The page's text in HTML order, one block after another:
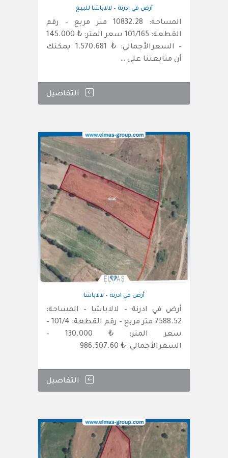
أرض في ادرنة – لالاباشا للبيع
المساحة: 10832.28 متر مربع – رقم
القطعة: 101/165 سعر المتر: ₺ 145.000
– السعرالأجمالي: ₺ 1.570.681 يمكنك
أن متابعتنا على …
التفاصيل
أرض في ادرنة – لالاباشا
أرض في ادرنة – لالاباشا – المساحة:
7588.52 متر مربع – رقم القطعة: 101/4 –
سعر المتر: ₺ 130.000 –
السعرالأجمالي: ₺ 986.507.60
التفاصيل